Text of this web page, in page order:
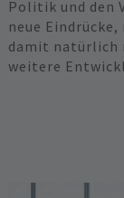
Politik und den
neue
damit natürlich
weitere